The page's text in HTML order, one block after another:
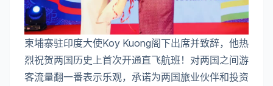
柬埔寨驻印度大使Koy Kuong阁下出席并致辞，他热
烈祝贺两国历史上首次开通直飞航班！对两国之间游
客流量翻一番表示乐观，承诺为两国旅业伙伴和投资